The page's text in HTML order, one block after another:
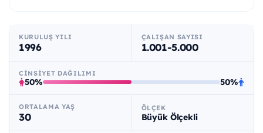
KURULUŞ YILI
1996
ÇALIŞAN SAYISI
1.001-5.000
CINSIYET DAĞILIMI
50% 50%
ORTALAMA YAŞ
30
ÖLÇEK
Büyük Ölçekli